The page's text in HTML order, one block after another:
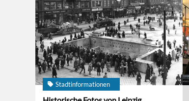
Stadtinformationen